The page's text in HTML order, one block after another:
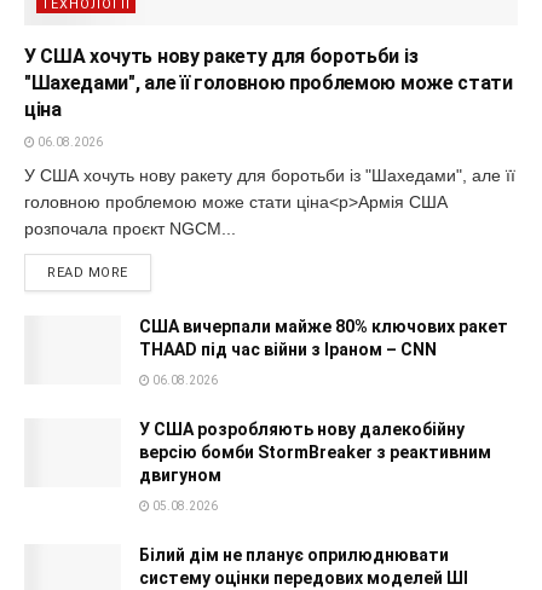
ТЕХНОЛОГІЇ
У США хочуть нову ракету для боротьби із
"Шахедами", але її головною проблемою може стати
ціна
06.08.2026
У США хочуть нову ракету для боротьби із "Шахедами", але її
головною проблемою може стати ціна<p>Армія США
розпочала проєкт NGCM...
READ MORE
США вичерпали майже 80% ключових ракет
THAAD під час війни з Іраном – CNN
06.08.2026
У США розробляють нову далекобійну
версію бомби StormBreaker з реактивним
двигуном
05.08.2026
Білий дім не планує оприлюднювати
систему оцінки передових моделей ШІ